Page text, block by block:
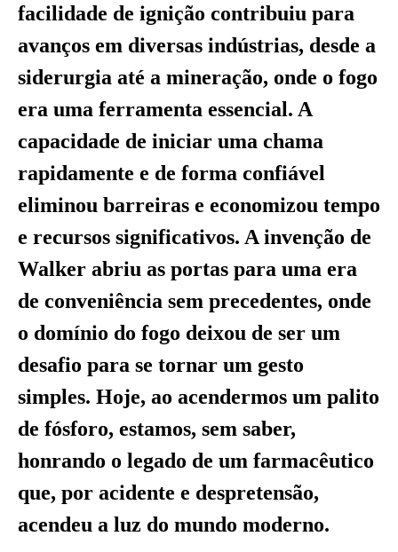
facilidade de ignição contribuiu para
avanços em diversas indústrias, desde a
siderurgia até a mineração, onde o fogo
era uma ferramenta essencial. A
capacidade de iniciar uma chama
rapidamente e de forma confiável
eliminou barreiras e economizou tempo
e recursos significativos. A invenção de
Walker abriu as portas para uma era
de conveniência sem precedentes, onde
o domínio do fogo deixou de ser um
desafio para se tornar um gesto
simples. Hoje, ao acendermos um palito
de fósforo, estamos, sem saber,
honrando o legado de um farmacêutico
que, por acidente e despretensão,
acendeu a luz do mundo moderno.